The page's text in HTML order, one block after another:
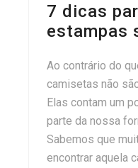
7 dicas
estampas
Ao contrário do
camisetas não
Elas contam um
parte da nossa
Sabemos que
encontrar aquela